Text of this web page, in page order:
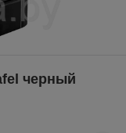
черный